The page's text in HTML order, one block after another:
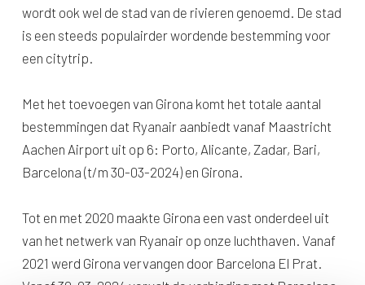
wordt ook wel de stad van de rivieren genoemd. De stad
is een steeds populairder wordende bestemming voor
een citytrip.
Met het toevoegen van Girona komt het totale aantal
bestemmingen dat Ryanair aanbiedt vanaf Maastricht
Aachen Airport uit op 6: Porto, Alicante, Zadar, Bari,
Barcelona (t/m 30-03-2024) en Girona.
Tot en met 2020 maakte Girona een vast onderdeel uit
van het netwerk van Ryanair op onze luchthaven. Vanaf
2021 werd Girona vervangen door Barcelona El Prat.